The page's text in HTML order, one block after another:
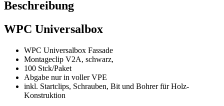
Beschreibung
WPC Universalbox
WPC Universalbox Fassade
Montageclip V2A, schwarz,
100 Stck/Paket
Abgabe nur in voller VPE
inkl. Startclips, Schrauben, Bit und Bohrer für Holz-
Konstruktion